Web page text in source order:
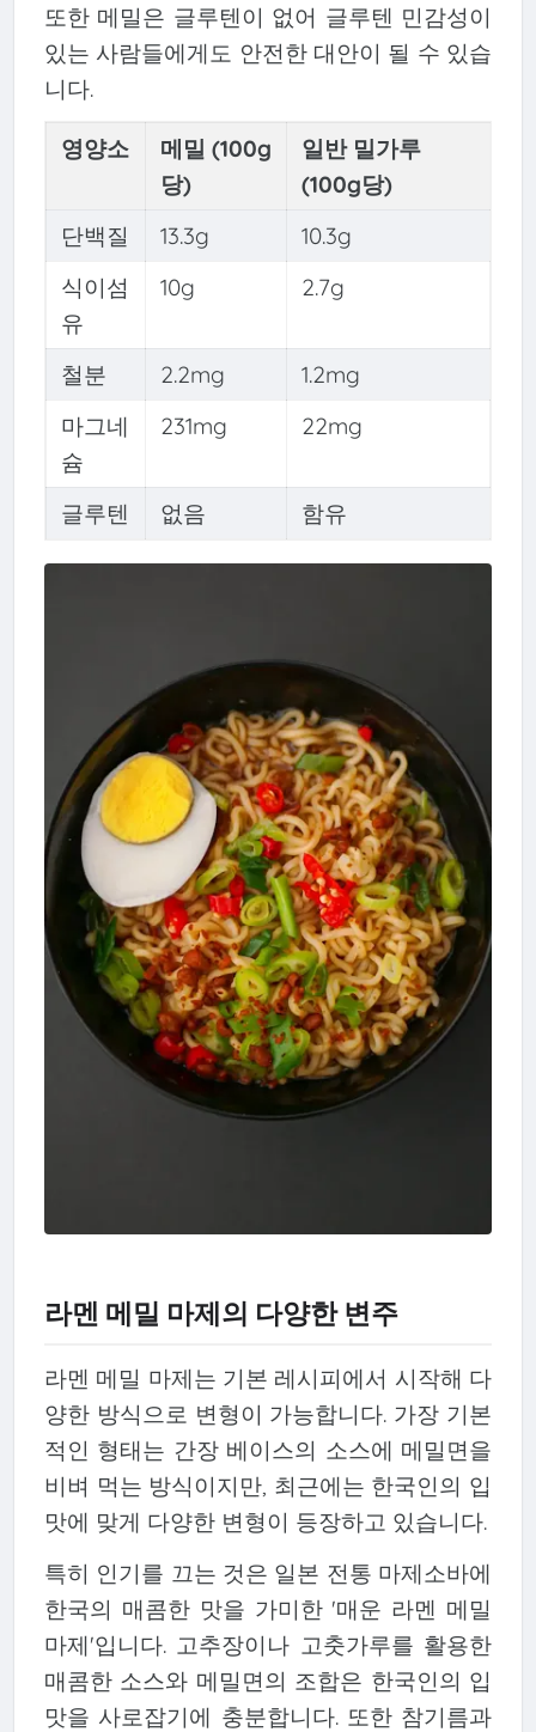
또한 메밀은 글루텐이 없어 글루텐 민감성이
있는 사람들에게도 안전한 대안이 될 수 있습
니다.
영양소
메밀 (100g
당)
일반 밀가루
(100g당)
단백질
13.3g
10.3g
식이섬
유
10g 2.7g
철분 2.2mg
1.2mg
마그네
슘
231mg 22mg
글루텐 없음 함유
라멘 메밀 마제의 다양한 변주
라멘 메밀 마제는 기본 레시피에서 시작해 다
양한 방식으로 변형이 가능합니다. 가장 기본
적인 형태는 간장 베이스의 소스에 메밀면을
비벼 먹는 방식이지만, 최근에는 한국인의 입
맛에 맞게 다양한 변형이 등장하고 있습니다.
특히 인기를 끄는 것은 일본 전통 마제소바에
한국의 매콤한 맛을 가미한 '매운 라멘 메밀
마제'입니다. 고추장이나 고춧가루를 활용한
매콤한 소스와 메밀면의 조합은 한국인의 입
맛을 사로잡기에 충분합니다. 또한 참기름과